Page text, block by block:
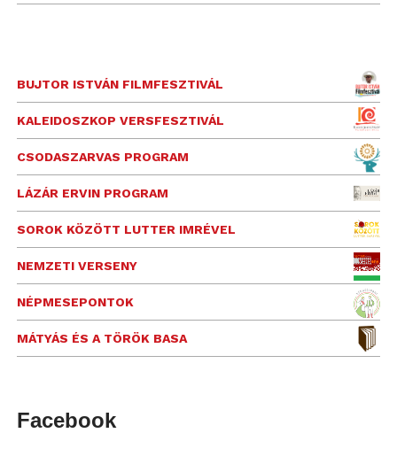
BUJTOR ISTVÁN FILMFESZTIVÁL
KALEIDOSZKOP VERSFESZTIVÁL
CSODASZARVAS PROGRAM
LÁZÁR ERVIN PROGRAM
SOROK KÖZÖTT LUTTER IMRÉVEL
NEMZETI VERSENY
NÉPMESEPONTOK
MÁTYÁS ÉS A TÖRÖK BASA
Facebook